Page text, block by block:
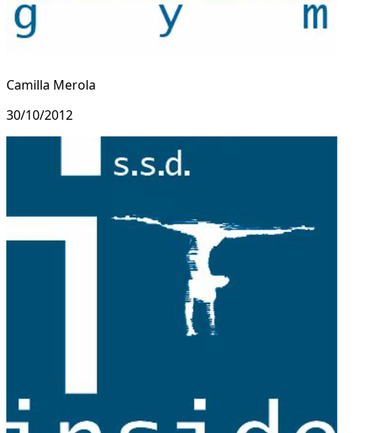
Camilla Merola
30/10/2012